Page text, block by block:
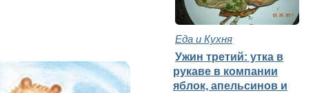
Еда и Кухня
Ужин третий: утка в
рукаве в компании
яблок, апельсинов и